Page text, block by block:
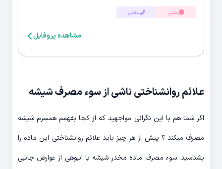
متنی تلفنی
مشاهده پروفایل
علائم روانشناختی ناشی از سوء مصرف شیشه
اگر شما هم با این نگرانی مواجهید که از کجا بفهمم همسرم شیشه
مصرف میکند ؟ پیش از هر چیز باید علائم روانشناختی این ماده را
بشناسید. سوء مصرف ماده مخدر شیشه با انبوهی از عوارض جانبی